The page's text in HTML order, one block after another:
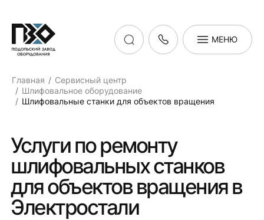
МЕНЮ
Главная
Сервисный центр
Шлифовальное оборудование
Шлифовальные станки для объектов вращения
Услуги по ремонту
шлифовальных станков
для объектов вращения в
Электростали